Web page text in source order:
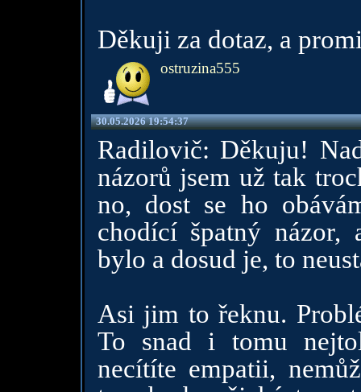
Děkuji za dotaz, a
ostruzina555
30.05.2026 19:54:37
Radilovič: Děkuju!
názorů jsem už tak
no, dost se ho
chodící špatný názor,
bylo a dosud je, to
Asi jim to řeknu.
To snad i tomu
necítíte empatii,